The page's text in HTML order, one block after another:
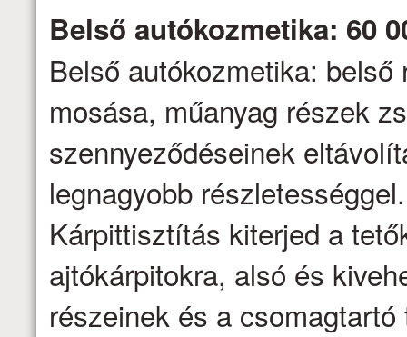
Belső autókozmetika: 60
Belső autókozmetika:
mosása, műanyag részek
szennyeződéseinek
legnagyobb részletességgel.
Kárpittisztítás kiterjed a
ajtókárpitokra, alsó és
részeinek és a